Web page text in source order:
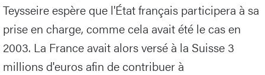
Teysseire espère que l'État français participera à sa
prise en charge, comme cela avait été le cas en
2003. La France avait alors versé à la Suisse 3
millions d'euros afin de contribuer à